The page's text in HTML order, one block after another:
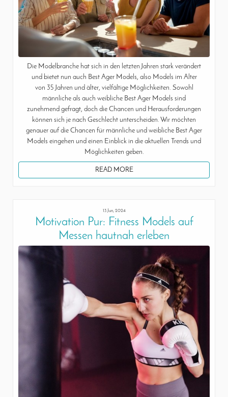
Die Modelbranche hat sich in den letzten Jahren stark verändert
und bietet nun auch Best Ager Models, also Models im Alter
von 35 Jahren und älter, vielfältige Möglichkeiten. Sowohl
männliche als auch weibliche Best Ager Models sind
zunehmend gefragt, doch die Chancen und Herausforderungen
können sich je nach Geschlecht unterscheiden. Wir möchten
genauer auf die Chancen für männliche und weibliche Best Ager
Models eingehen und einen Einblick in die aktuellen Trends und
Möglichkeiten geben.
READ MORE
13 Jun, 2024
Motivation Pur: Fitness Models auf
Messen hautnah erleben